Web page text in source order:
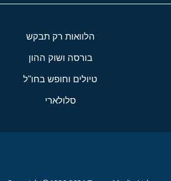
הלוואות רק תבקש
בורסה ושוק ההון
טיולים וחופש בחו"ל
סלולארי